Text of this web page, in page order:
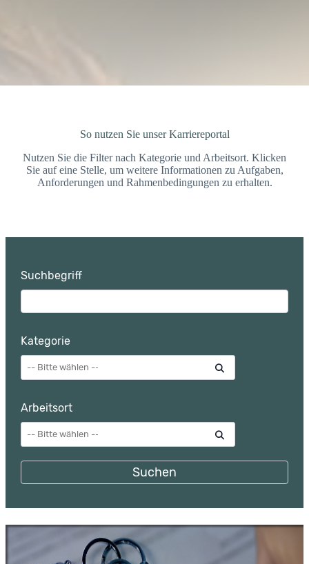
So nutzen Sie unser Karriereportal
Nutzen Sie die Filter nach Kategorie und Arbeitsort. Klicken
Sie auf eine Stelle, um weitere Informationen zu Aufgaben,
Anforderungen und Rahmenbedingungen zu erhalten.